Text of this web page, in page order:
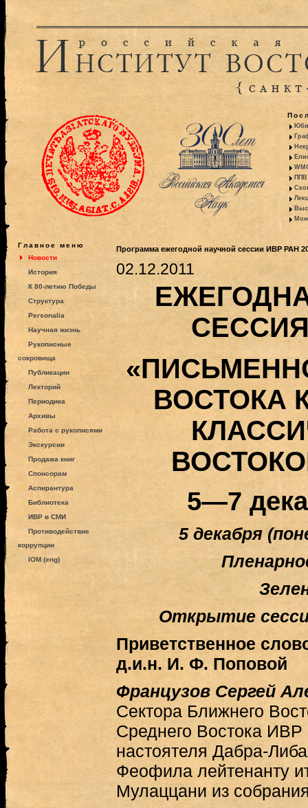
ППВ
Главное меню
Новости
История
К 80-летию Победы
Структура
Personalia
Научная жизнь
Рукописные
сокровища
Публикации
Лекторий
Периодика
Архивы
Работа с рукописями
Экскурсии
Продажа книг
Спонсорам
Аспирантура
Библиотека
ИВР в СМИ
Противодействие
коррупции
IOM (eng)
Программа ежегодной научной сессии ИВР РАН
02.12.2011
ВОСТОКА
5—7
5 декабря
Открытие
Приветственное
д.и.н. И. Ф. Поповой
Французов Сергей
Сектора Ближнего
Среднего Востока
настоятеля Дабра-
Феофила лейтенанту
Мулаццани из